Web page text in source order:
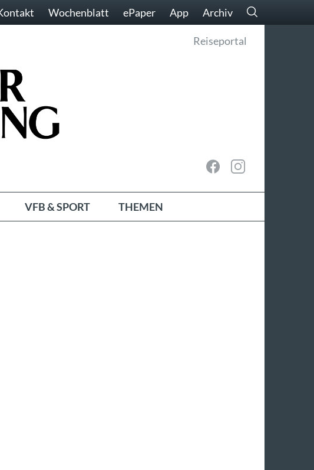
Wochenblatt ePaper App Archiv
Reiseportal
VFB & SPORT THEMEN